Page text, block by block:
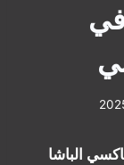
الباشا